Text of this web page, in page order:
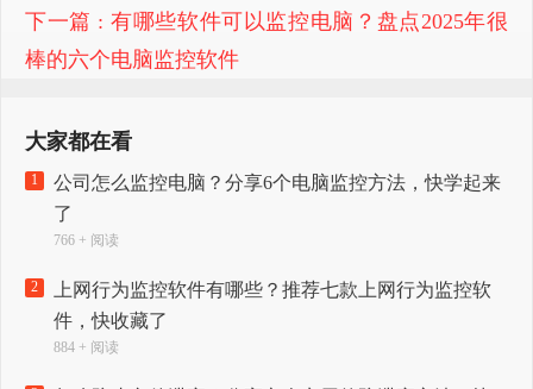
下一篇 : 有哪些软件可以监控电脑？盘点2025年很
棒的六个电脑监控软件
大家都在看
1
公司怎么监控电脑？分享6个电脑监控方法，快学起来
了
766 + 阅读
2
上网行为监控软件有哪些？推荐七款上网行为监控软
件，快收藏了
884 + 阅读